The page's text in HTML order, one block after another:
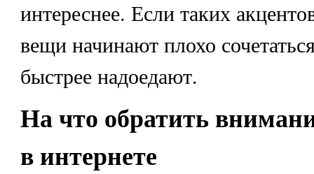
интереснее. Если таких
вещи начинают плохо
быстрее надоедают.
На что обратить
в интернете